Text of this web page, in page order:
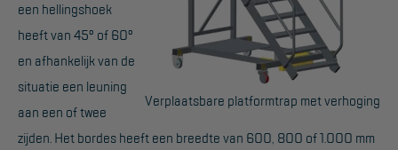
Hangbruginstallaties
Schilderwerkzaamheden
Gevelrenovatie
Industrieel onderhoud
Verplaatsbare platformtrap met verhoging
een hellingshoek
heeft van 45° of 60°
en afhankelijk van de
situatie een leuning
aan een of twee
zijden. Het bordes heeft een breedte van 600, 800 of 1.000 mm